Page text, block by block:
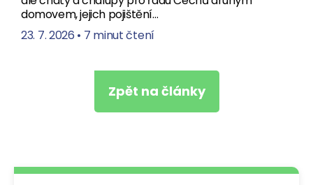
domovem, jejich pojištění…
23. 7. 2026 • 7 minut čtení
Zpět na články